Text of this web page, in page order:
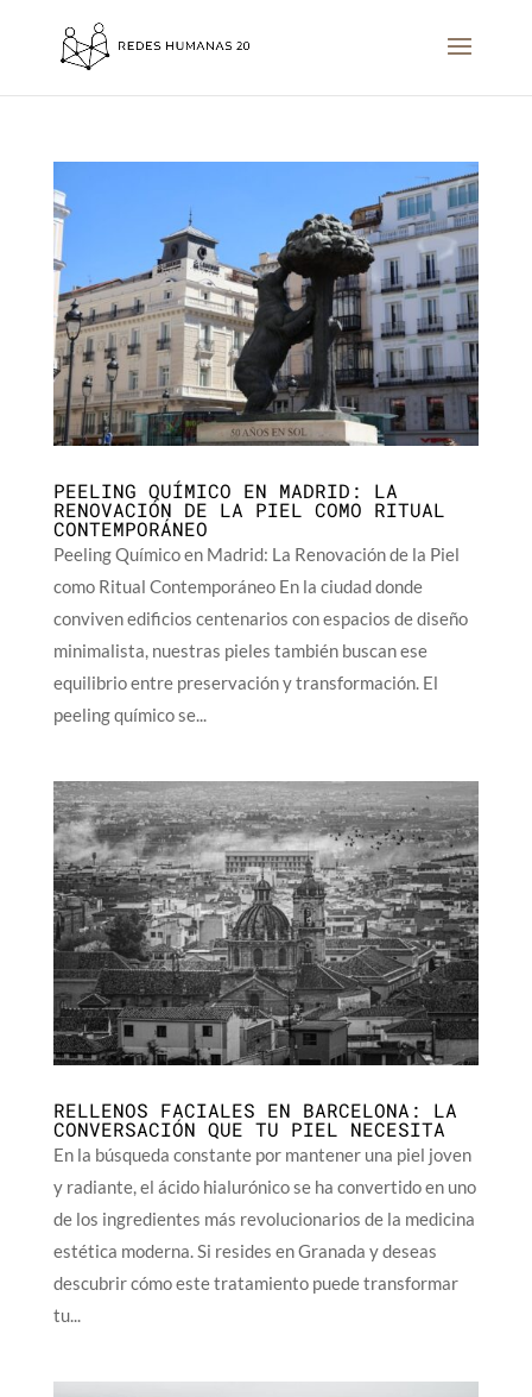
PEELING QUÍMICO EN MADRID: LA
RENOVACIÓN DE LA PIEL COMO RITUAL
CONTEMPORÁNEO
Peeling Químico en Madrid: La Renovación de la Piel
como Ritual Contemporáneo En la ciudad donde
conviven edificios centenarios con espacios de diseño
minimalista, nuestras pieles también buscan ese
equilibrio entre preservación y transformación. El
peeling químico se...
RELLENOS FACIALES EN BARCELONA: LA
CONVERSACIÓN QUE TU PIEL NECESITA
En la búsqueda constante por mantener una piel joven
y radiante, el ácido hialurónico se ha convertido en uno
de los ingredientes más revolucionarios de la medicina
estética moderna. Si resides en Granada y deseas
descubrir cómo este tratamiento puede transformar
tu...